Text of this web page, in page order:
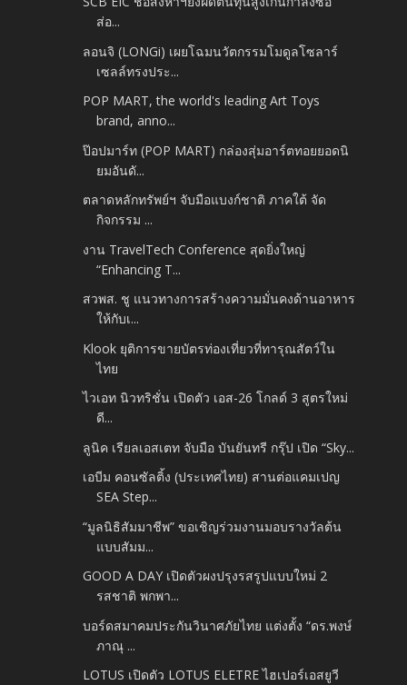
ส่อ...
ลอนจิ (LONGi) เผยโฉมนวัตกรรมโมดูลโซลาร์
เซลล์ทรงประ...
POP MART, the world's leading Art Toys
brand, anno...
ป๊อปมาร์ท (POP MART) กล่องสุ่มอาร์ตทอยยอดนิ
ยมอันดั...
ตลาดหลักทรัพย์ฯ จับมือแบงก์ชาติ ภาคใต้ จัด
กิจกรรม ...
งาน TravelTech Conference สุดยิ่งใหญ่
“Enhancing T...
สวพส. ชู แนวทางการสร้างความมั่นคงด้านอาหาร
ให้กับเ...
Klook ยุติการขายบัตรท่องเที่ยวที่ทารุณสัตว์ใน
ไทย
ไวเอท นิวทริชั่น เปิดตัว เอส-26 โกลด์ 3 สูตรใหม่
ดี...
ลูนิค เรียลเอสเตท จับมือ บันยันทรี กรุ๊ป เปิด “Sky...
เอบีม คอนซัลติ้ง (ประเทศไทย) สานต่อแคมเปญ
SEA Step...
“มูลนิธิสัมมาชีพ” ขอเชิญร่วมงานมอบรางวัลต้น
แบบสัมม...
GOOD A DAY เปิดตัวผงปรุงรสรูปแบบใหม่ 2
รสชาติ พกพา...
บอร์ดสมาคมประกันวินาศภัยไทย แต่งตั้ง “ดร.พงษ์
ภาณุ ...
LOTUS เปิดตัว LOTUS ELETRE ไฮเปอร์เอสยูวี